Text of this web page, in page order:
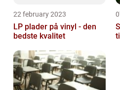
22 february 2023
LP plader på vinyl - den
bedste kvalitet